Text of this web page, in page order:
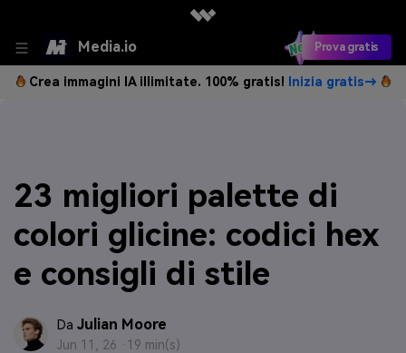
Media.io Prova gratis
Crea immagini IA illimitate. 100% gratis! Inizia gratis→
23 migliori palette di
colori glicine: codici hex
e consigli di stile
Da Julian Moore
Jun 11, 26 · 19 min(s)